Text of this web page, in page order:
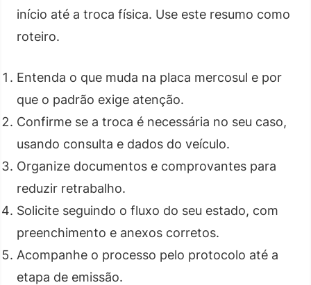
início até a troca física. Use este resumo como
roteiro.
Entenda o que muda na placa mercosul e por
que o padrão exige atenção.
Confirme se a troca é necessária no seu caso,
usando consulta e dados do veículo.
Organize documentos e comprovantes para
reduzir retrabalho.
Solicite seguindo o fluxo do seu estado, com
preenchimento e anexos corretos.
Acompanhe o processo pelo protocolo até a
etapa de emissão.